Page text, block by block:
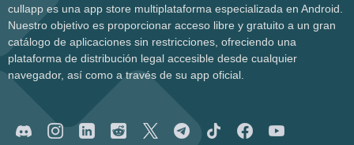
cullapp es una app store multiplataforma especializada en Android.
Nuestro objetivo es proporcionar acceso libre y gratuito a un gran
catálogo de aplicaciones sin restricciones, ofreciendo una
plataforma de distribución legal accesible desde cualquier
navegador, así como a través de su app oficial.